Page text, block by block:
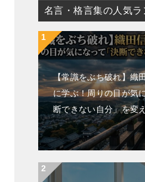
名言・格言集の人気ラ
【常識をぶち破れ】織
に学ぶ！周りの目が気
断できない自分」を変